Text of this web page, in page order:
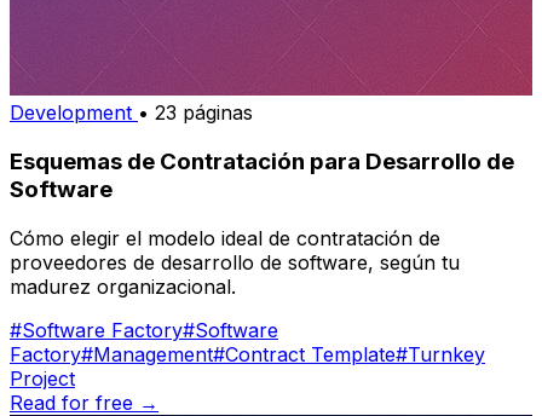
Development • 23 páginas
Esquemas de Contratación para Desarrollo de
Software
Cómo elegir el modelo ideal de contratación de
proveedores de desarrollo de software, según tu
madurez organizacional.
#Software Factory#Software
Factory#Management#Contract Template#Turnkey
Project
Read for free →